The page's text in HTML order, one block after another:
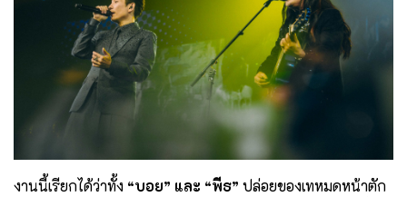
งานนี้เรียกได้ว่าทั้ง “บอย” และ “พีธ” ปล่อยของเทหมดหน้าตัก